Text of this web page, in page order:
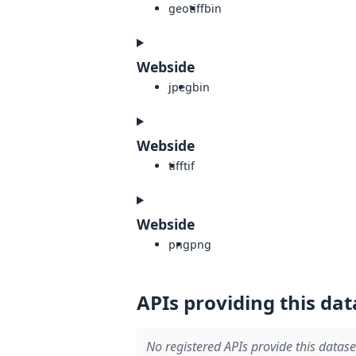
geotiffbin
Webside
jpegbin
Webside
tifftif
Webside
pngpng
APIs providing this
No registered APIs provide this